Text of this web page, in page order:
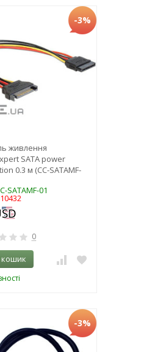
-3%
живлення
SATA power
0.3 м (CC-SATAMF-
SATAMF-01
0
кошик
-3%